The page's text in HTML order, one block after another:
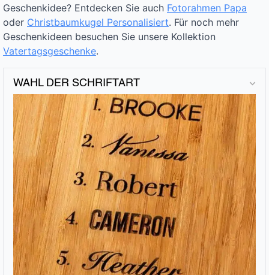
Geschenkidee? Entdecken Sie auch Fotorahmen Papa
oder Christbaumkugel Personalisiert. Für noch mehr
Geschenkideen besuchen Sie unsere Kollektion
Vatertagsgeschenke.
WAHL DER SCHRIFTART